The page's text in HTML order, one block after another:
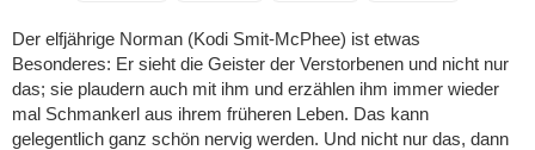
Der elfjährige Norman (Kodi Smit-McPhee) ist etwas
Besonderes: Er sieht die Geister der Verstorbenen und nicht nur
das; sie plaudern auch mit ihm und erzählen ihm immer wieder
mal Schmankerl aus ihrem früheren Leben. Das kann
gelegentlich ganz schön nervig werden. Und nicht nur das, dann